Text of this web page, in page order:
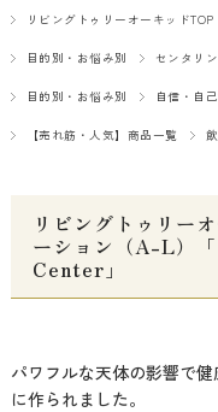
リビングトゥリーオーキッドTOP
目的別・お悩み別 センタリ
目的別・お悩み別 自信・自
【売れ筋・人気】商品一覧
リビングトゥリー
ーション（A-L）
Center」
パワフルな天体の影響で
に作られました。